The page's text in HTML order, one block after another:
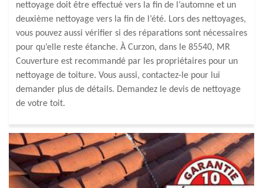
nettoyage doit être effectué vers la fin de l’automne et un
deuxième nettoyage vers la fin de l’été. Lors des nettoyages,
vous pouvez aussi vérifier si des réparations sont nécessaires
pour qu’elle reste étanche. À Curzon, dans le 85540, MR
Couverture est recommandé par les propriétaires pour un
nettoyage de toiture. Vous aussi, contactez-le pour lui
demander plus de détails. Demandez le devis de nettoyage
de votre toit.